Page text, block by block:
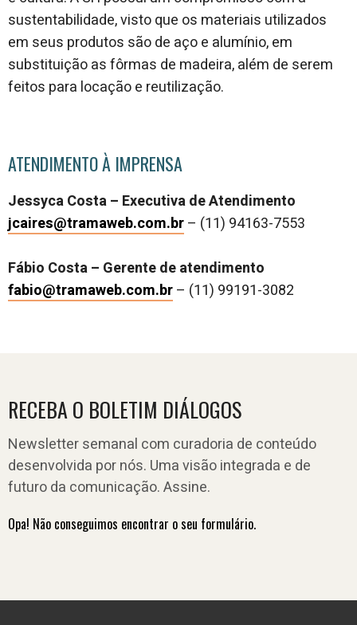
sustentabilidade, visto que os materiais utilizados
em seus produtos são de aço e alumínio, em
substituição as fôrmas de madeira, além de serem
feitos para locação e reutilização.
ATENDIMENTO À IMPRENSA
Jessyca Costa – Executiva de Atendimento
jcaires@tramaweb.com.br– (11) 94163-7553
Fábio Costa – Gerente de atendimento
fabio@tramaweb.com.br– (11) 99191-3082
RECEBA O BOLETIM DIÁLOGOS
Newsletter semanal com curadoria de conteúdo
desenvolvida por nós. Uma visão integrada e de
futuro da comunicação. Assine.
Opa! Não conseguimos encontrar o seu formulário.